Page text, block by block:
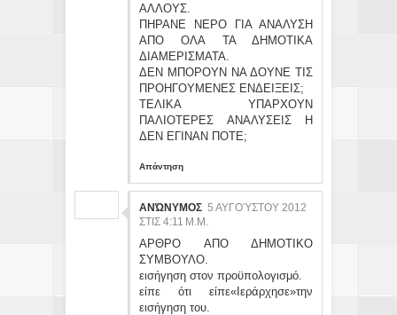
ΑΛΛΟΥΣ.
ΠΗΡΑΝΕ ΝΕΡΟ ΓΙΑ ΑΝΑΛΥΣΗ
ΑΠΟ ΟΛΑ ΤΑ ΔΗΜΟΤΙΚΑ
ΔΙΑΜΕΡΙΣΜΑΤΑ.
ΔΕΝ ΜΠΟΡΟΥΝ ΝΑ ΔΟΥΝΕ ΤΙΣ
ΠΡΟΗΓΟΥΜΕΝΕΣ ΕΝΔΕΙΞΕΙΣ;
ΤΕΛΙΚΑ ΥΠΑΡΧΟΥΝ
ΠΑΛΙΟΤΕΡΕΣ ΑΝΑΛΥΣΕΙΣ Η
ΔΕΝ ΕΓΙΝΑΝ ΠΟΤΕ;
Απάντηση
ΑΝΏΝΥΜΟΣ 5 ΑΥΓΟΎΣΤΟΥ 2012
ΣΤΙΣ 4:11 Μ.Μ.
ΑΡΘΡΟ ΑΠΟ ΔΗΜΟΤΙΚΟ
ΣΥΜΒΟΥΛΟ.
εισήγηση στον προϋπολογισμό.
είπε ότι είπε«Ιεράρχησε»την
εισήγηση του.